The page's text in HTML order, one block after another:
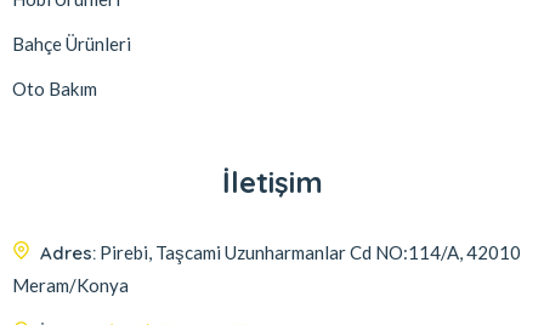
Bahçe Ürünleri
Oto Bakım
İletişim
Adres: Pirebi, Taşcami Uzunharmanlar Cd NO:114/A, 42010
Meram/Konya